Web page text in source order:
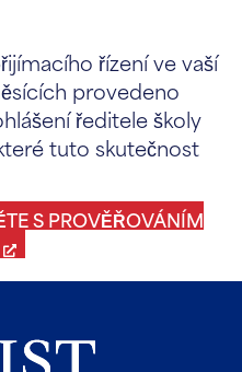
řízení ve vaší
provedeno
ředitele školy
tuto skutečnost
S PROVĚŘOVÁNÍM